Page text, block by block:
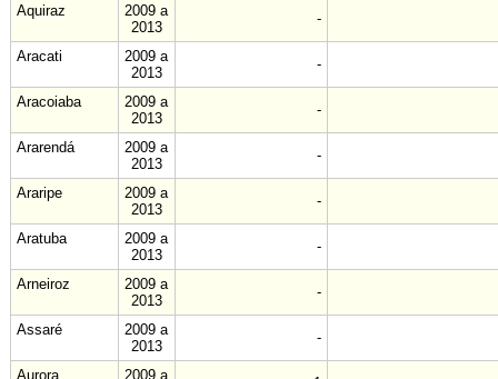
Aquiraz
2009 a
2013
-
Aracati
2009 a
2013
-
Aracoiaba
2009 a
2013
-
Ararendá
2009 a
2013
-
Araripe
2009 a
2013
-
Aratuba
2009 a
2013
-
Arneiroz
2009 a
2013
-
Assaré
2009 a
2013
-
Aurora
2009 a